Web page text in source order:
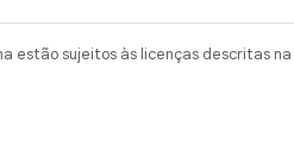
estão sujeitos às licenças descritas na